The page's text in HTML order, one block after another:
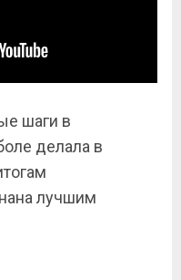
шаги в
делала в
лучшим